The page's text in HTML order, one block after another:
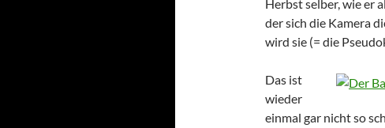
Herbst selber, wie er
der sich die Kamera
wird sie (= die
Das ist
wieder
einmal gar nicht so